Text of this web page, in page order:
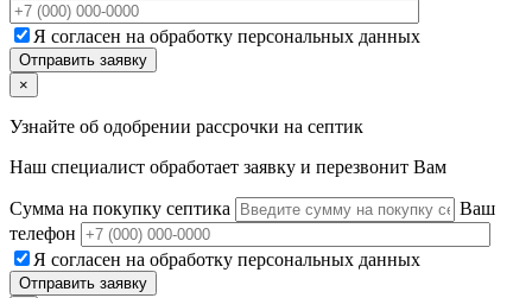
Я согласен на обработку персональных данных
×
Узнайте об одобрении рассрочки на септик
Наш специалист обработает заявку и перезвонит Вам
Сумма на покупку септика
Ваш
телефон
Я согласен на обработку персональных данных